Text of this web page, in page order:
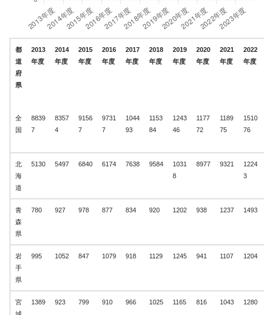
都
道
府
県
2013
年度
2014
年度
2015
年度
2016
年度
2017
年度
2018
年度
2019
年度
2020
年度
2021
年度
2022
年度
全
国
8839
7
8357
4
9156
7
9731
7
1044
93
1153
84
1243
46
1177
72
1189
75
1510
76
北
海
道
5130 5497 6840 6174 7638 9584
1031
8
8977 9321
1224
3
青
森
県
780 927 978 877 834 920 1202 938 1237 1493
岩
手
県
995 1052 847 1079 918 1129 1245 941 1107 1204
宮
1389 923 799 910 966 1025 1165 816 1043 1280